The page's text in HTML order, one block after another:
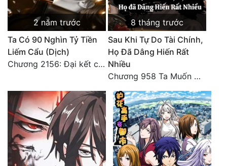
2 năm trước
Ta Có 90 Nghìn Tỷ Tiền
Liếm Cẩu (Dịch)
Chương 2156: Đại kết cục!!!
8 tháng trước
Sau Khi Tự Do Tài Chính,
Họ Đã Dâng Hiến Rất
Nhiều
Chương 958 Ta Muốn Cùng Các Cô Vĩnh Viễn Ở Bên Nhau (2) Hết